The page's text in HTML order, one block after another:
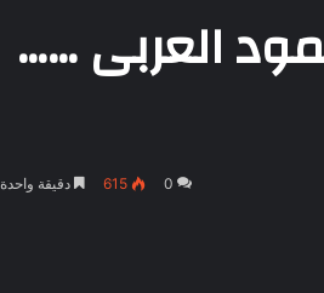
العربى ……
0
615 دقيقة واحدة